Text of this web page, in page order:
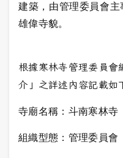
建築，由管理委員會
雄偉寺貌。
根據寒林寺管理委員會
介」之詳述內容記載如
寺廟名稱：斗南寒林寺
組織型態：管理委員會